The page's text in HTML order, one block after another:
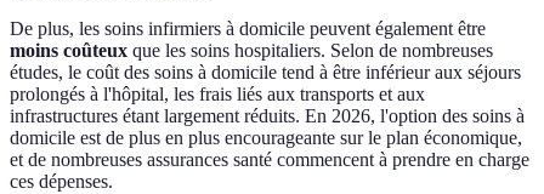
De plus, les soins infirmiers à domicile peuvent également être
moins coûteux que les soins hospitaliers. Selon de nombreuses
études, le coût des soins à domicile tend à être inférieur aux séjours
prolongés à l'hôpital, les frais liés aux transports et aux
infrastructures étant largement réduits. En 2026, l'option des soins à
domicile est de plus en plus encourageante sur le plan économique,
et de nombreuses assurances santé commencent à prendre en charge
ces dépenses.